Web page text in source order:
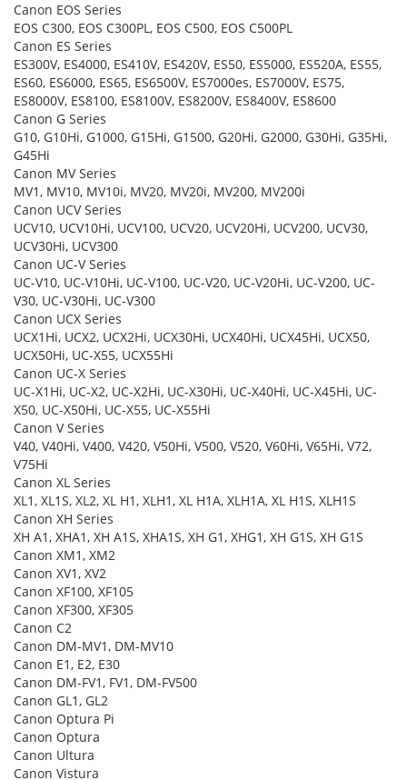
Canon EOS Series
EOS C300, EOS C300PL, EOS C500, EOS C500PL
Canon ES Series
ES300V, ES4000, ES410V, ES420V, ES50, ES5000, ES520A, ES55,
ES60, ES6000, ES65, ES6500V, ES7000es, ES7000V, ES75,
ES8000V, ES8100, ES8100V, ES8200V, ES8400V, ES8600
Canon G Series
G10, G10Hi, G1000, G15Hi, G1500, G20Hi, G2000, G30Hi, G35Hi,
G45Hi
Canon MV Series
MV1, MV10, MV10i, MV20, MV20i, MV200, MV200i
Canon UCV Series
UCV10, UCV10Hi, UCV100, UCV20, UCV20Hi, UCV200, UCV30,
UCV30Hi, UCV300
Canon UC-V Series
UC-V10, UC-V10Hi, UC-V100, UC-V20, UC-V20Hi, UC-V200, UC-
V30, UC-V30Hi, UC-V300
Canon UCX Series
UCX1Hi, UCX2, UCX2Hi, UCX30Hi, UCX40Hi, UCX45Hi, UCX50,
UCX50Hi, UC-X55, UCX55Hi
Canon UC-X Series
UC-X1Hi, UC-X2, UC-X2Hi, UC-X30Hi, UC-X40Hi, UC-X45Hi, UC-
X50, UC-X50Hi, UC-X55, UC-X55Hi
Canon V Series
V40, V40Hi, V400, V420, V50Hi, V500, V520, V60Hi, V65Hi, V72,
V75Hi
Canon XL Series
XL1, XL1S, XL2, XL H1, XLH1, XL H1A, XLH1A, XL H1S, XLH1S
Canon XH Series
XH A1, XHA1, XH A1S, XHA1S, XH G1, XHG1, XH G1S, XH G1S
Canon XM1, XM2
Canon XV1, XV2
Canon XF100, XF105
Canon XF300, XF305
Canon C2
Canon DM-MV1, DM-MV10
Canon E1, E2, E30
Canon DM-FV1, FV1, DM-FV500
Canon GL1, GL2
Canon Optura Pi
Canon Optura
Canon Ultura
Canon Vistura